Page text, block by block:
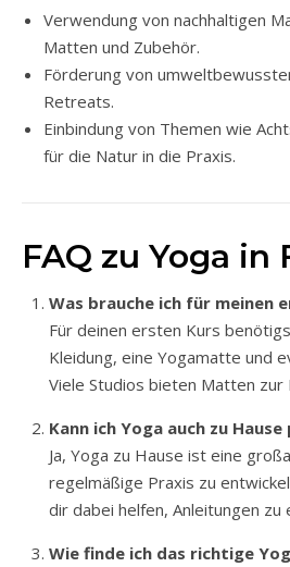
Verwendung von nachhaltigen
Matten und Zubehör.
Förderung von
Retreats.
Einbindung von Themen wie
für die Natur in die Praxis.
FAQ zu Yoga in
Was brauche ich für meinen
Für deinen ersten Kurs
Kleidung, eine Yogamatte und
Viele Studios bieten Matten zur
Kann ich Yoga auch zu
Ja, Yoga zu Hause ist eine
regelmäßige Praxis zu
dir dabei helfen, Anleitungen zu
Wie finde ich das richtige